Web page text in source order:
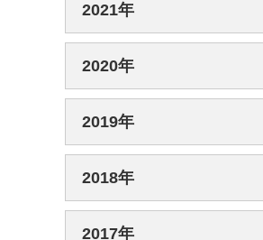
2021年
2020年
2019年
2018年
2017年